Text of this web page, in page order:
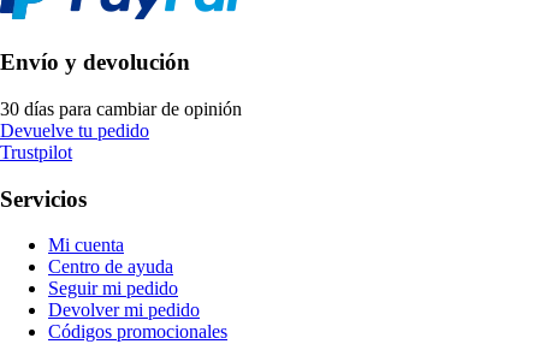
Envío y devolución
30 días para cambiar de opinión
Devuelve tu pedido
Trustpilot
Servicios
Mi cuenta
Centro de ayuda
Seguir mi pedido
Devolver mi pedido
Códigos promocionales